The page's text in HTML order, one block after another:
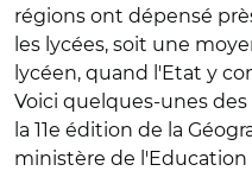
régions ont dépensé
les lycées, soit une
lycéen, quand l'Etat y
Voici quelques-unes
la 11e édition de la
ministère de